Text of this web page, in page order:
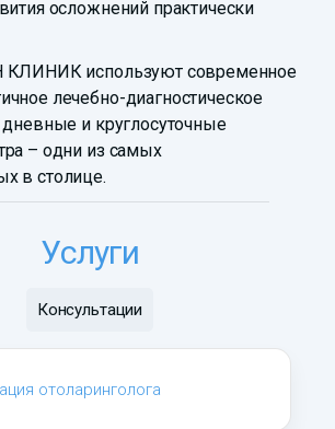
осложнений практически
КЛИНИК используют современное
лечебно-диагностическое
и круглосуточные
– одни из самых
в столице.
Услуги
Консультации
отоларинголога